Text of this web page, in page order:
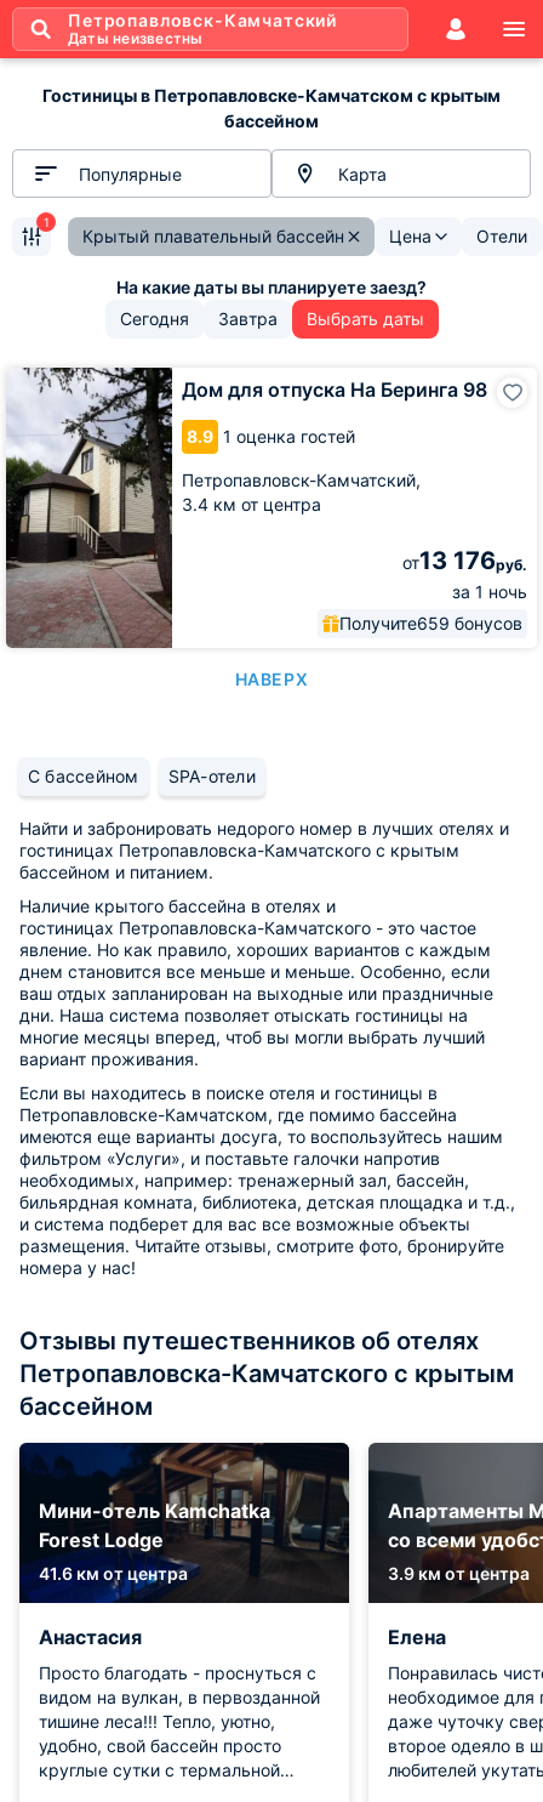
Петропавловск-Камчатский
Даты неизвестны
Гостиницы в Петропавловске-Камчатском с крытым
бассейном
Популярные Карта
Крытый плавательный бассейн Цена Отели
1
Сегодня Завтра Выбрать даты
Дом для отпуска На Беринга 98
8.9 1 оценка гостей
Петропавловск-Камчатский,
3.4 км от центра
от13 176руб.
за 1 ночь
Получите659 бонусов
Дом
отпуска
На
Беринга
98
НАВЕРХ
С бассейном SPA-отели
Найти и забронировать недорого номер в лучших отелях и
гостиницах Петропавловска-Камчатского с крытым
бассейном и питанием.
Наличие крытого бассейна в отелях и
гостиницах Петропавловска-Камчатского - это частое
явление. Но как правило, хороших вариантов с каждым
днем становится все меньше и меньше. Особенно, если
ваш отдых запланирован на выходные или праздничные
дни. Наша система позволяет отыскать гостиницы на
многие месяцы вперед, чтоб вы могли выбрать лучший
вариант проживания.
Если вы находитесь в поиске отеля и гостиницы в
Петропавловске-Камчатском, где помимо бассейна
имеются еще варианты досуга, то воспользуйтесь нашим
фильтром «Услуги», и поставьте галочки напротив
необходимых, например: тренажерный зал, бассейн,
бильярдная комната, библиотека, детская площадка и т.д.,
и система подберет для вас все возможные объекты
размещения. Читайте отзывы, смотрите фото, бронируйте
номера у нас!
Отзывы путешественников об отелях
Петропавловска-Камчатского с крытым
бассейном
Мини-отель Kamchatka
Forest Lodge
41.6 км от центра
Анастасия
Просто благодать - проснуться с
видом на вулкан, в первозданной
тишине леса!!! Тепло, уютно,
удобно, свой бассейн просто
круглые сутки с термальной
Апартаменты
со всеми
3.9 км от центра
Елена
Понравилась
необходимое для
даже чуточку
второе одеяло в
любителей